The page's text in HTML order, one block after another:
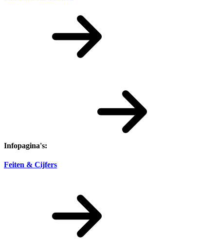
Infopagina's:
Feiten & Cijfers